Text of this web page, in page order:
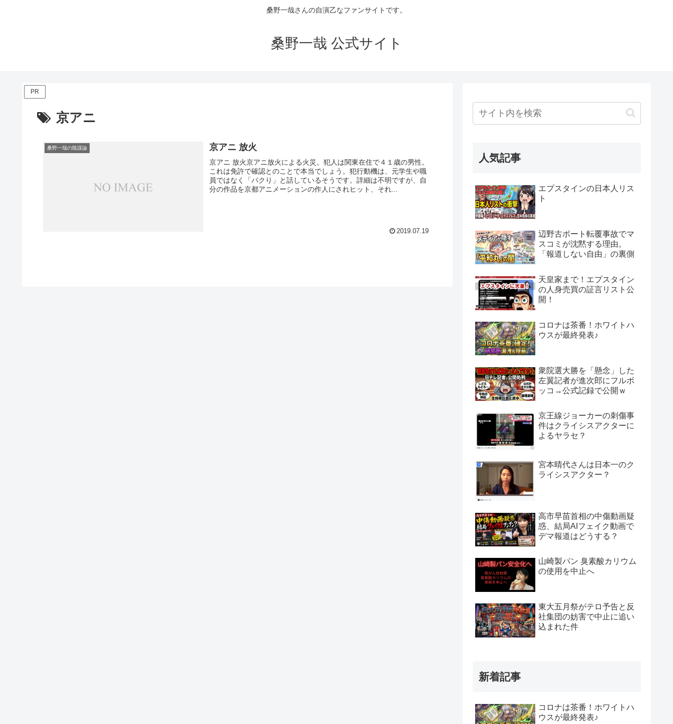
桑野一哉さんの自演乙なファンサイトです。
桑野一哉 公式サイト
PR
京アニ
桑野一哉の陰謀論 京アニ 放火
京アニ 放火京アニ放火による火災。犯人は関東在住で４１歳の男性。
これは免許で確認とのことで本当でしょう。犯行動機は、元学生や職
員ではなく「パクり」と話しているそうです。詳細は不明ですが、自
分の作品を京都アニメーションの作人にされヒット、それ...
2019.07.19
人気記事
エプスタインの日本人リス
ト
辺野古ボート転覆事故でマ
スコミが沈黙する理由。
「報道しない自由」の裏側
天皇家まで！エプスタイン
の人身売買の証言リスト公
開！
コロナは茶番！ホワイトハ
ウスが最終発表♪
衆院選大勝を「懸念」した
左翼記者が進次郎にフルボ
ッコ→公式記録で公開ｗ
京王線ジョーカーの刺傷事
件はクライシスアクターに
よるヤラセ？
宮本晴代さんは日本一のク
ライシスアクター？
高市早苗首相の中傷動画疑
惑、結局AIフェイク動画で
デマ報道はどうする？
山崎製パン 臭素酸カリウム
の使用を中止へ
東大五月祭がテロ予告と反
社集団の妨害で中止に追い
込まれた件
新着記事
コロナは茶番！ホワイトハ
ウスが最終発表♪